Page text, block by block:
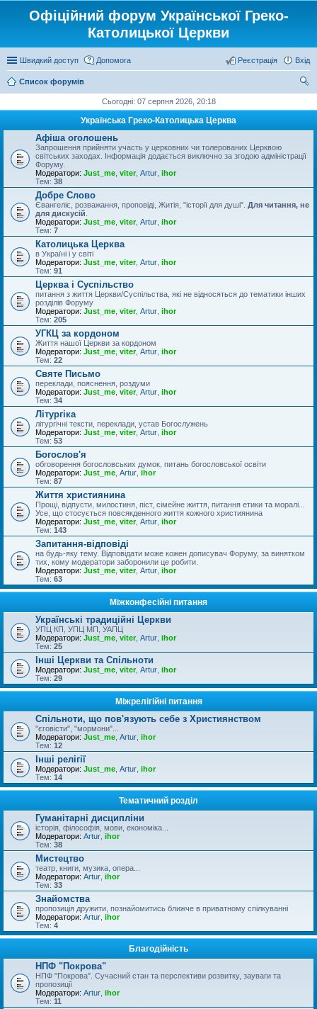
Офіційний форум Української Греко-
Католицької Церкви
Швидкий доступ Допомога Вхід
Реєстрація
Список форумів
Сьогодні: 07 серпня 2026, 20:18
Українська Греко-Католицька Церква
Афіша оголошень
Запрошення прийняти участь у церковних чи толерованих Церквою
світських заходах. Інформація додається виключно за згодою адміністрації
Форуму.
Модератори: Just_me viter, Artur ihor
Тем: 38
Добре Слово
Євангеліє, розважання, проповіді, Житія, "історії для душі". Для читання, не
для дискусій
Модератори: Just_me viter, Artur ihor
Тем: 7
Католицька Церква
в Україні і у світі
Модератори: Just_me viter, Artur ihor
Тем: 91
Церква і Суспільство
питання з життя Церкви/Суспільства, які не відносяться до тематики інших
розділів Форуму
Модератори: Just_me viter, Artur ihor
Тем: 205
УГКЦ за кордоном
Життя нашої Церкви за кордоном
Модератори: Just_me viter, Artur ihor
Тем: 22
Святе Письмо
переклади, пояснення, роздуми
Модератори: Just_me viter, Artur ihor
Тем: 34
Літургіка
літургічні тексти, переклади, устав Богослужень
Модератори: Just_me viter, Artur ihor
Тем: 53
Богослов'я
обговорення богословських думок, питань богословської освіти
Модератори: Just_me Artur ihor
Тем: 87
Життя християнина
Прощі, відпусти, милостиня, піст, сімейне життя, питання етики та моралі...
Усе, що стосується повсякденного життя кожного християнина
Модератори: Just_me viter, Artur ihor
Тем: 143
Запитання-відповіді
на будь-яку тему. Відповідати може кожен дописувач Форуму, за винятком
тих, кому модератори заборонили це робити.
Модератори: Just_me viter, Artur ihor
Тем: 63
Міжконфесійні питання
Українські традиційні Церкви
УПЦ КП, УПЦ МП, УАПЦ
Модератори: Just_me viter, Artur ihor
Тем: 25
Інші Церкви та Спільноти
Модератори: Just_me viter, Artur ihor
Тем: 29
Міжрелігійні питання
Спільноти, що пов'язують себе з Християнством
"єговісти", "мормони"...
Модератори: Just_me Artur ihor
Тем: 12
Інші релігії
Модератори: Just_me Artur ihor
Тем: 14
Тематичний розділ
Гуманітарні дисципліни
історія, філософія, мови, економіка...
Модератори: Artur ihor
Тем: 38
Мистецтво
театр, книги, музика, опера...
Модератори: Artur ihor
Тем: 33
Знайомства
пропозиція дружити, познайомитись ближче в приватному спілкуванні
Модератори: Artur ihor
Тем: 4
Благодійність
НПФ "Покрова"
НПФ "Покрова". Сучасний стан та перспективи розвитку, зауваги та
пропозиції
Модератори: Artur ihor
Тем: 11